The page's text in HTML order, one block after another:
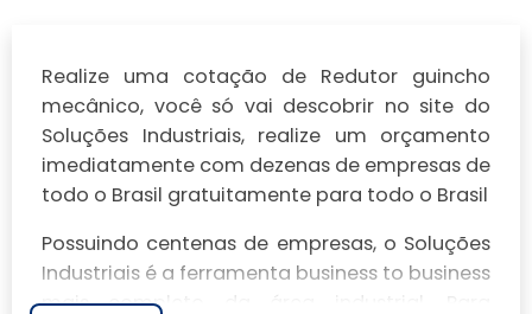
Realize uma cotação de Redutor guincho
mecânico, você só vai descobrir no site do
Soluções Industriais, realize um orçamento
imediatamente com dezenas de empresas de
todo o Brasil gratuitamente para todo o Brasil
Possuindo centenas de empresas, o Soluções
Industriais é a ferramenta business to business
mais completo da área industrial. Para